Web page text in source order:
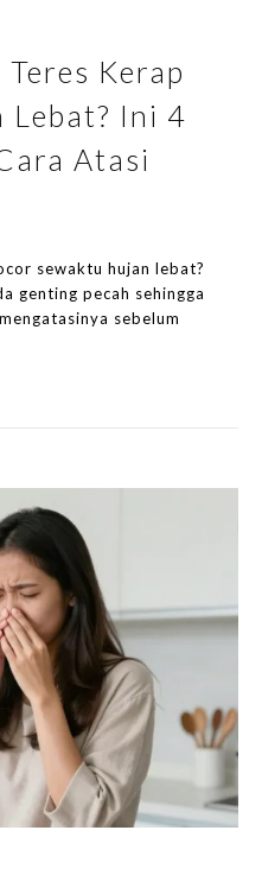
Kerap
Lebat? Ini 4
Atasi
sewaktu hujan lebat?
genting pecah sehingga
sebelum